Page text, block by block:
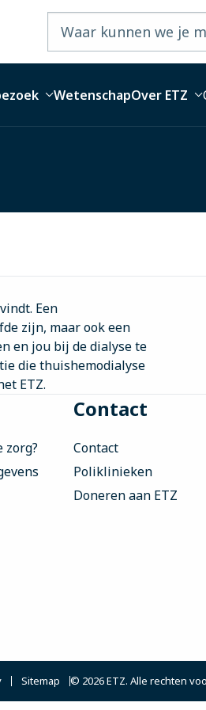
WetenschapOver ETZ
Een
zijn, maar ook een
en jou bij de dialyse te
die thuishemodialyse
ETZ.
zorg?
Contact
Contact
Poliklinieken
Doneren aan ETZ
Sitemap © 2026 ETZ. Alle rechten